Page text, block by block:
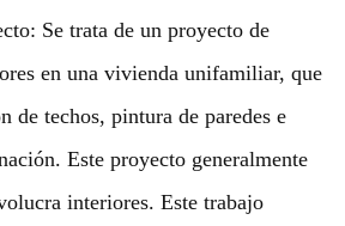
Se trata de un proyecto de
en una vivienda unifamiliar, que
de techos, pintura de paredes e
Este proyecto generalmente
interiores. Este trabajo